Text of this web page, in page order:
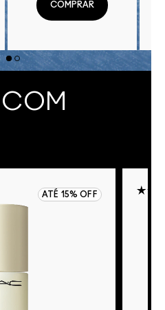
COMPRAR
ATÉ 15% OFF